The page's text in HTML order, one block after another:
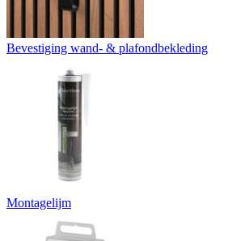
Bevestiging wand- & plafondbekleding
Montagelijm